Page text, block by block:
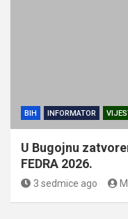
BIH INFORMATOR
U Bugojnu
FEDRA 2026.
3 sedmice ago